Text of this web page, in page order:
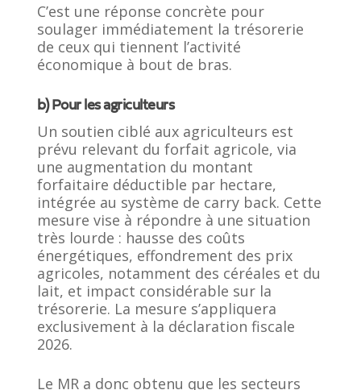
C’est une réponse concrète pour
soulager immédiatement la trésorerie
de ceux qui tiennent l’activité
économique à bout de bras.
b) Pour les agriculteurs
Un soutien ciblé aux agriculteurs est
prévu relevant du forfait agricole, via
une augmentation du montant
forfaitaire déductible par hectare,
intégrée au système de carry back. Cette
mesure vise à répondre à une situation
très lourde : hausse des coûts
énergétiques, effondrement des prix
agricoles, notamment des céréales et du
lait, et impact considérable sur la
trésorerie. La mesure s’appliquera
exclusivement à la déclaration fiscale
2026.
Le MR a donc obtenu que les secteurs